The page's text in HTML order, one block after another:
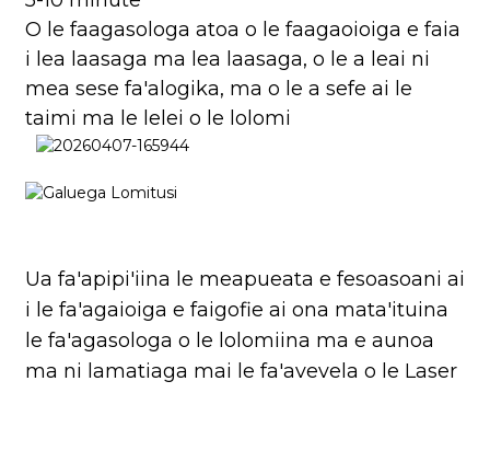
O le faagasologa atoa o le faagaoioiga e faia
i lea laasaga ma lea laasaga, o le a leai ni
mea sese fa'alogika, ma o le a sefe ai le
taimi ma le lelei o le lolomi
Ua fa'apipi'iina le meapueata e fesoasoani ai
i le fa'agaioiga e faigofie ai ona mata'ituina
le fa'agasologa o le lolomiina ma e aunoa
ma ni lamatiaga mai le fa'avevela o le Laser